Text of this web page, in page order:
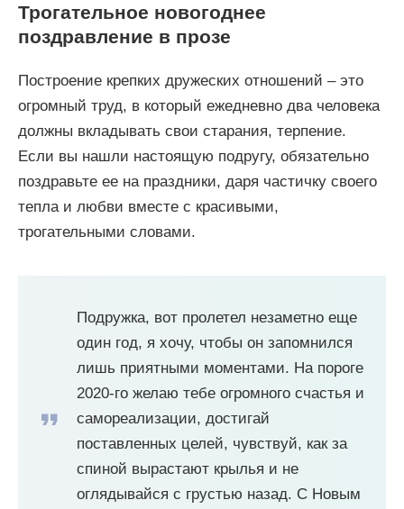
Трогательное новогоднее
поздравление в прозе
Построение крепких дружеских отношений – это
огромный труд, в который ежедневно два человека
должны вкладывать свои старания, терпение.
Если вы нашли настоящую подругу, обязательно
поздравьте ее на праздники, даря частичку своего
тепла и любви вместе с красивыми,
трогательными словами.
Подружка, вот пролетел незаметно еще
один год, я хочу, чтобы он запомнился
лишь приятными моментами. На пороге
2020-го желаю тебе огромного счастья и
самореализации, достигай
поставленных целей, чувствуй, как за
спиной вырастают крылья и не
оглядывайся с грустью назад. С Новым